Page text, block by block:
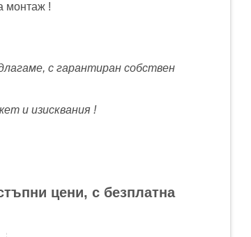
монтаж !
с гарантиран собствен
и изисквания !
цени, с безплатна